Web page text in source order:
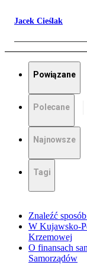
Jacek Cieślak
Powiązane
Polecane
Najnowsze
Tagi
Znaleźć
W Kujawsko-
Krzemowej
O finansach
Samorządów